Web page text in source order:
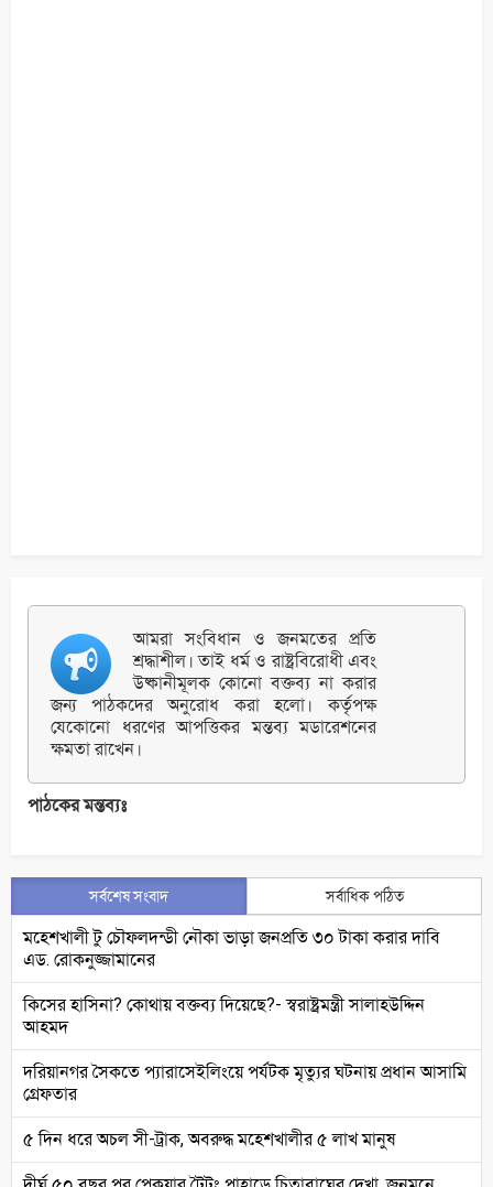
আমরা সংবিধান ও জনমতের প্রতি
শ্রদ্ধাশীল। তাই ধর্ম ও রাষ্ট্রবিরোধী এবং
উষ্কানীমূলক কোনো বক্তব্য না করার
জন্য পাঠকদের অনুরোধ করা হলো। কর্তৃপক্ষ
যেকোনো ধরণের আপত্তিকর মন্তব্য মডারেশনের
ক্ষমতা রাখেন।
পাঠকের মন্তব্যঃ
সর্বশেষ সংবাদ সর্বাধিক পঠিত
মহেশখালী টু চৌফলদন্ডী নৌকা ভাড়া জনপ্রতি ৩০ টাকা করার দাবি
এড. রোকনুজ্জামানের
কিসের হাসিনা? কোথায় বক্তব্য দিয়েছে?- স্বরাষ্ট্রমন্ত্রী সালাহউদ্দিন
আহমদ
দরিয়ানগর সৈকতে প্যারাসেইলিংয়ে পর্যটক মৃত্যুর ঘটনায় প্রধান আসামি
গ্রেফতার
৫ দিন ধরে অচল সী-ট্রাক, অবরুদ্ধ মহেশখালীর ৫ লাখ মানুষ